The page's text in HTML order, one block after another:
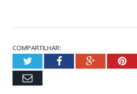
COMPARTILHAR:
TwitterFacebookGoogle+
Email